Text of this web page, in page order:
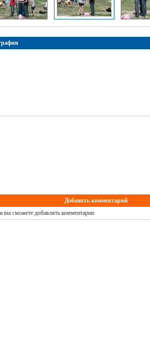
Добавить комментарий
вы сможете добавлять комментарии